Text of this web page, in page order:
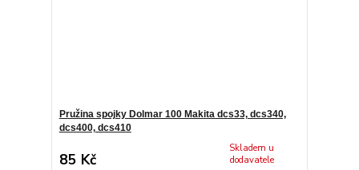
Pružina spojky Dolmar 100 Makita dcs33, dcs340,
dcs400, dcs410
85 Kč
Skladem u
dodavatele